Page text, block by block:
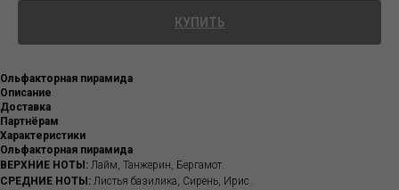
КУПИТЬ
Ольфакторная пирамида
Описание
Доставка
Партнёрам
Характеристики
Ольфакторная пирамида
ВЕРХНИЕ НОТЫ: Лайм, Танжерин, Бергамот.
СРЕДНИЕ НОТЫ: Листья базилика, Сирень, Ирис.